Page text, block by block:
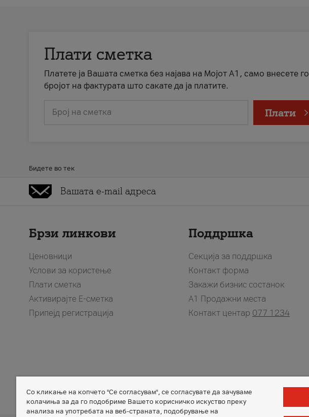
Плати сметка
Платете ја Вашата сметка без најава на Мојот А1, само внесете го
бројот на фактурата што сакате да ја платите.
Број на сметка Плати
Бидете во тек
Брзи линкови
Ценовници
Услови за користење
Плати сметка
Активирајте Е-сметка
Припејд регистрација
Поддршка
Секција за поддршка
Контакт форма
Закажи бизнис состанок
A1 Продажни места
Контакт центар 077 1234
Member of
Со кликање на копчето "Се согласувам", се согласувате да зачуваме
колачиња за да го подобриме Вашето корисничко искуство преку
анализа на употребата на веб-страната, подобрување на